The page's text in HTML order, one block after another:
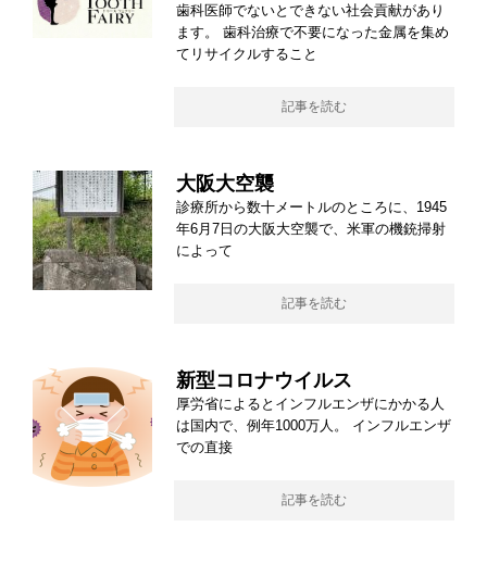
歯科医師でないとできない社会貢献があり
ます。 歯科治療で不要になった金属を集め
てリサイクルすること
記事を読む
大阪大空襲
診療所から数十メートルのところに、1945
年6月7日の大阪大空襲で、米軍の機銃掃射
によって
記事を読む
新型コロナウイルス
厚労省によるとインフルエンザにかかる人
は国内で、例年1000万人。 インフルエンザ
での直接
記事を読む